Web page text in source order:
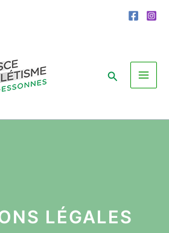
Rechercher
LÉGALES